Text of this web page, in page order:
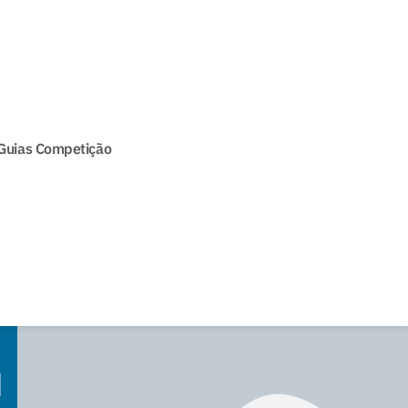
Competição